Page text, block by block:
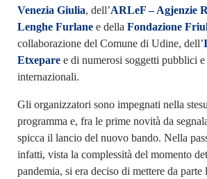
Venezia Giulia, dell’ARLeF – Agjenzie
Lenghe Furlanee della Fondazione
collaborazione del Comune di Udine, dell’
Etxeparee di numerosi soggetti pubblici
internazionali.
Gli organizzatori sono impegnati nella
programma e, fra le prime novità da
spicca il lancio del nuovo bando. Nella
infatti, vista la complessità del momento
pandemia, si era deciso di mettere da parte